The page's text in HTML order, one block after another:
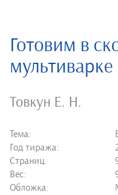
Готовим в
мультиварке
Товкун Е. Н.
Тема:
Год тиража:
Страниц:
Вес:
Обложка: